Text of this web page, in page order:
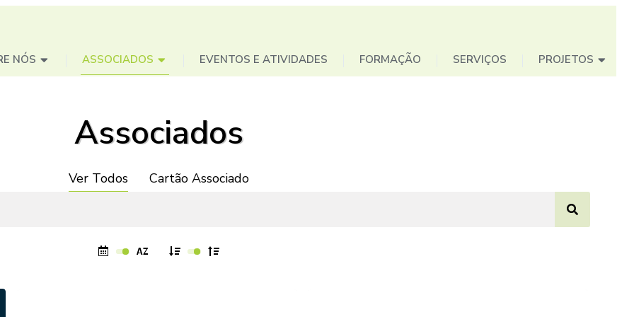
NÓS ASSOCIADOS EVENTOS E ATIVIDADES FORMAÇÃO SERVIÇOS PROJETOS
Associados
Ver Todos Cartão Associado